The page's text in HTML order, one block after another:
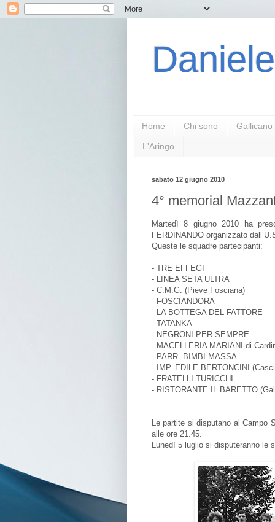
Home Chi sono Gallicano
L'Aringo
sabato 12 giugno 2010
4° memorial
Martedì 8 giugno 2010 ha
FERDINANDO organizzato
Queste le squadre partecipanti:
- TRE EFFEGI
- LINEA SETA ULTRA
- C.M.G. (Pieve Fosciana)
- FOSCIANDORA
- LA BOTTEGA DEL FATTORE
- TATANKA
- NEGRONI PER SEMPRE
- MACELLERIA MARIANI di
- PARR. BIMBI MASSA
- IMP. EDILE BERTONCINI
- FRATELLI TURICCHI
- RISTORANTE IL BARETTO
Le partite si disputano al Campo
alle ore 21.45.
Lunedì 5 luglio si disputeranno le